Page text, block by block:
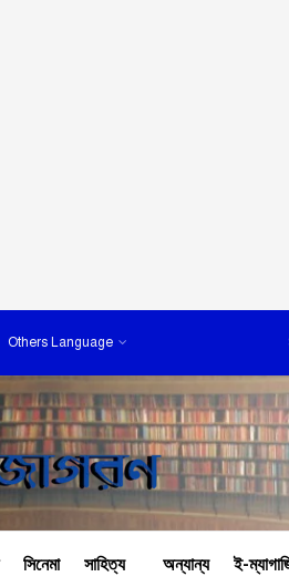
Others Language
সিনেমা সাহিত্য অন্যান্য ই-